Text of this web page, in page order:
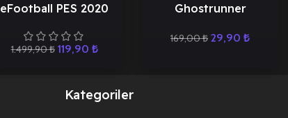
eFootball PES 2020
1.499,90₺ 119,90 ₺
Ghostrunner
169,00₺ 29,90 ₺
Kategoriler